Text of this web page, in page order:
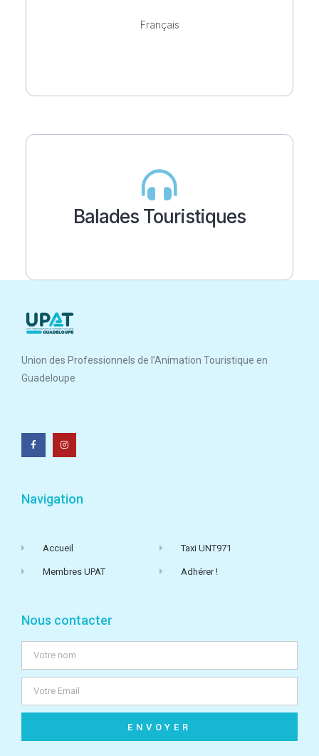
Français
Balades Touristiques
Union des Professionnels de l’Animation Touristique en
Guadeloupe
Navigation
Accueil
Membres UPAT
Taxi UNT971
Adhérer !
Nous contacter
ENVOYER